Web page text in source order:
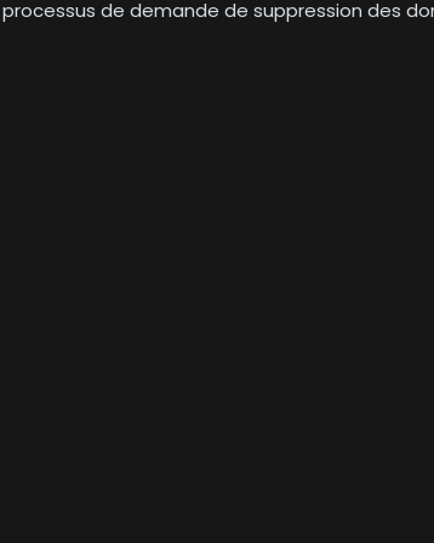
de demande de suppression des